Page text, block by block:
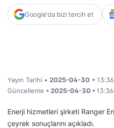
Google'da bizi tercih et
Yayın Tarihi • 2025-04-30 •
Güncelleme • 2025-04-30 •
Enerji hizmetleri şirketi Ranger
çeyrek sonuçlarını açıkladı.